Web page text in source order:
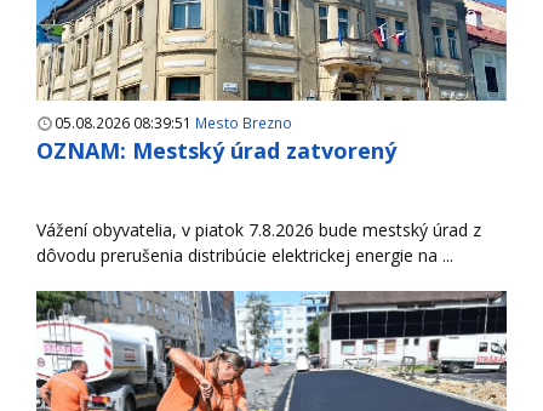
05.08.2026 08:39:51 Mesto Brezno
OZNAM: Mestský úrad zatvorený
Vážení obyvatelia, v piatok 7.8.2026 bude mestský úrad z
dôvodu prerušenia distribúcie elektrickej energie na ...